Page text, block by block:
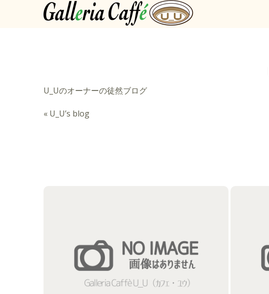
U_Uのオーナーの徒然ブログ
« U_U’s blog